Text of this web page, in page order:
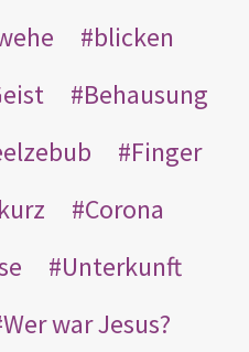
blicken
Behausung
Finger
kurz
Corona
Unterkunft
Wer war Jesus?